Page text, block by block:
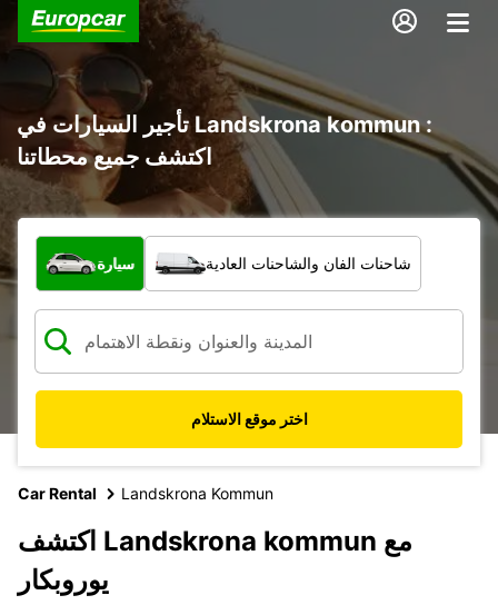
تأجير السيارات في Landskrona kommun :
اكتشف جميع محطاتنا
ما نوع المركبة؟
سيارة شاحنات الفان والشاحنات العادية
اختر موقع الاستلام
Car Rental Landskrona Kommun
اكتشف Landskrona kommun مع
يوروبكار